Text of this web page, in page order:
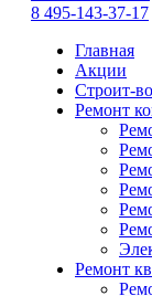
8 495-143-37-17
Главная
Акции
Строит-
Ремонт
Ремонт